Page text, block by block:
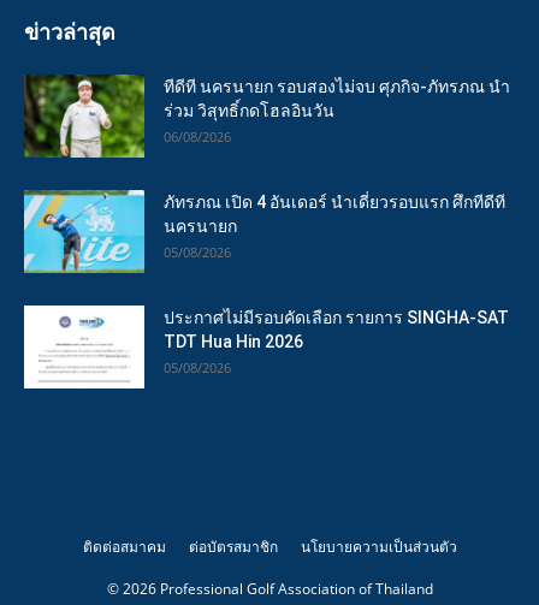
ข่าวล่าสุด
ทีดีที นครนายก รอบสองไม่จบ ศุภกิจ-ภัทรภณ นำ
ร่วม วิสุทธิ์กดโฮลอินวัน
06/08/2026
ภัทรภณ เปิด 4 อันเดอร์ นำเดี่ยวรอบแรก ศึกทีดีที
นครนายก
05/08/2026
ประกาศไม่มีรอบคัดเลือก รายการ SINGHA-SAT
TDT Hua Hin 2026
05/08/2026
ติดต่อสมาคม ต่อบัตรสมาชิก นโยบายความเป็นส่วนตัว
© 2026 Professional Golf Association of Thailand